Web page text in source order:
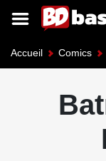
Accueil Comics